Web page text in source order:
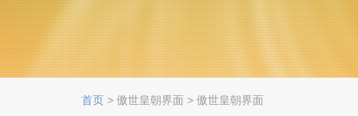
首页 > 傲世皇朝界面 > 傲世皇朝界面